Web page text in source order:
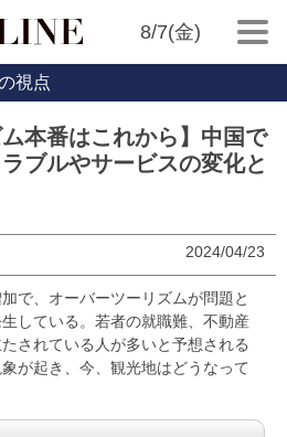
8/7(金)
視点
ム本番はこれから】中国で
ブルやサービスの変化と
2024/04/23
で、オーバーツーリズムが問題と
している。若者の就職難、不動産
されている人が多いと予想される
が起き、今、観光地はどうなって